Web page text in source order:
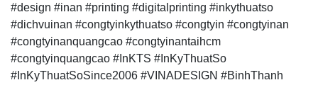
#design #inan #printing #digitalprinting #inkythuatso
#dichvuinan #congtyinkythuatso #congtyin #congtyinan
#congtyinanquangcao #congtyinantaihcm
#congtyinquangcao #InKTS #InKyThuatSo
#InKyThuatSoSince2006 #VINADESIGN #BinhThanh